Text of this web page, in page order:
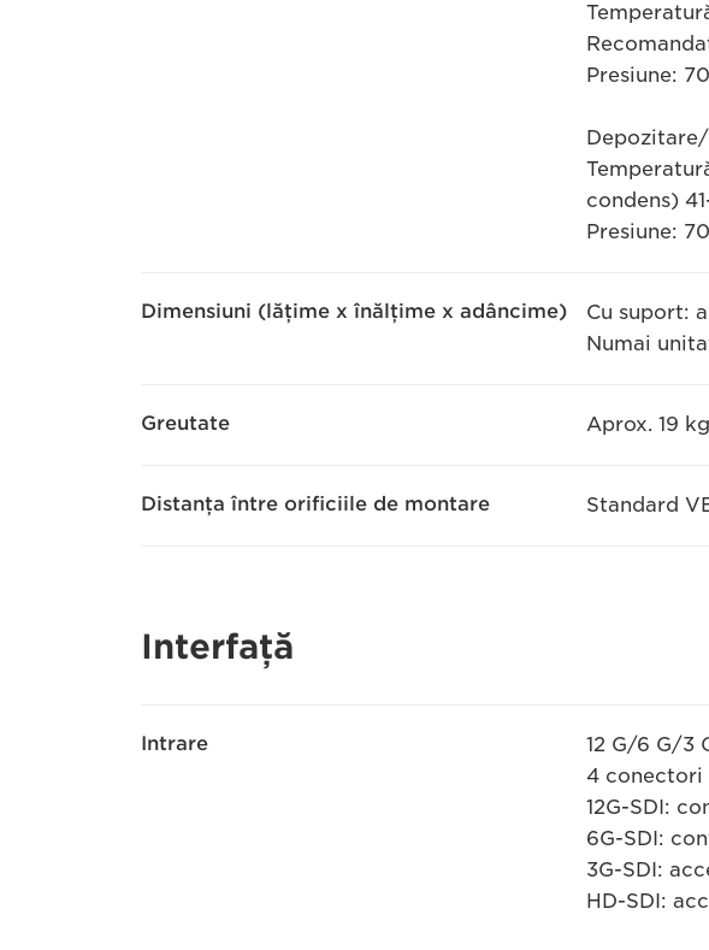
Presiune:
condens)
Presiune:
Dimensiuni (lăţime x înălţime x adâncime)
Cu suport:
Numai
Greutate Aprox. 19 kg
Distanţa între orificiile de montare Standard
Interfaţă
Intrare
12 G/6 G/3
4 conectori
12G-SDI:
6G-SDI:
3G-SDI:
HD-SDI: